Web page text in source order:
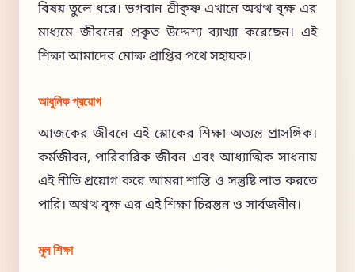
বিষয় তুলে ধরে। ভগবান শ্রীকৃষ্ণ এখানে অশ্বত্থ বৃক্ষ এর
মাধ্যমে জীবনের প্রকৃত উদ্দেশ্য ব্যাখ্যা করেছেন। এই
শিক্ষা আমাদের মোক্ষ প্রাপ্তির পথে সহায়ক।
আধুনিক প্রয়োগ
আজকের জীবনে এই শ্লোকের শিক্ষা অত্যন্ত প্রাসঙ্গিক।
কর্মজীবন, পারিবারিক জীবন এবং আধ্যাত্মিক সাধনায়
এই নীতি প্রয়োগ করে আমরা শান্তি ও সন্তুষ্টি লাভ করতে
পারি। অশ্বত্থ বৃক্ষ এর এই শিক্ষা চিরন্তন ও সার্বজনীন।
মূল শিক্ষা